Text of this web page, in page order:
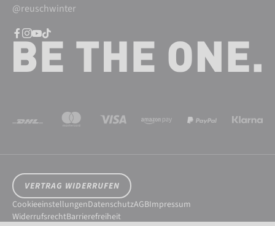
@reuschwinter
VERTRAG WIDERRUFEN
CookieeinstellungenDatenschutzAGBImpressum
WiderrufsrechtBarrierefreiheit